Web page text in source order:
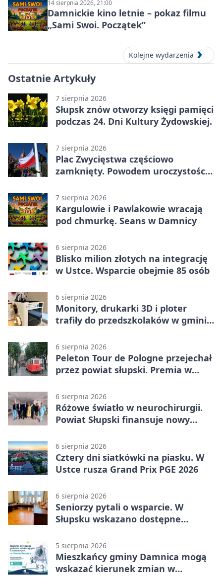
14 sierpnia 2026, 21:00
Damnickie kino letnie – pokaz filmu
„Sami Swoi. Początek”
Kolejne wydarzenia
Ostatnie Artykuły
7 sierpnia 2026
Słupsk znów otworzy księgi pamięci
podczas 24. Dni Kultury Żydowskiej.
7 sierpnia 2026
Plac Zwycięstwa częściowo
zamknięty. Powodem uroczystości
7 sierpnia 2026
Kargulowie i Pawlakowie wracają
pod chmurkę. Seans w Damnicy
6 sierpnia 2026
Blisko milion złotych na integrację
w Ustce. Wsparcie obejmie 85 osób
6 sierpnia 2026
Monitory, drukarki 3D i ploter
trafiły do przedszkolaków w gminie
6 sierpnia 2026
Peleton Tour de Pologne przejechał
przez powiat słupski. Premia w
6 sierpnia 2026
Różowe światło w neurochirurgii.
Powiat Słupski finansuje nowy
6 sierpnia 2026
Cztery dni siatkówki na piasku. W
Ustce rusza Grand Prix PGE 2026
6 sierpnia 2026
Seniorzy pytali o wsparcie. W
Słupsku wskazano dostępne
5 sierpnia 2026
Mieszkańcy gminy Damnica mogą
wskazać kierunek zmian w